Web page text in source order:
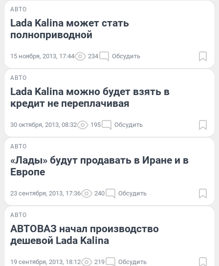
АВТО
Lada Kalina может стать
полноприводной
15 ноября, 2013, 17:44 234 Обсудить
АВТО
Lada Kalina можно будет взять в
кредит не переплачивая
30 октября, 2013, 08:32 195 Обсудить
АВТО
«Лады» будут продавать в Иране и в
Европе
23 сентября, 2013, 17:36 240 Обсудить
АВТО
АВТОВАЗ начал производство
дешевой Lada Kalina
19 сентября, 2013, 18:12 219 Обсудить